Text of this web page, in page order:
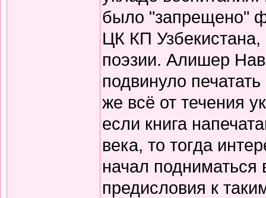
было "запрещено"
ЦК КП
поэзии. Алишер
подвинуло
же всё от течения
если книга
века, то тогда
начал
предисловия к